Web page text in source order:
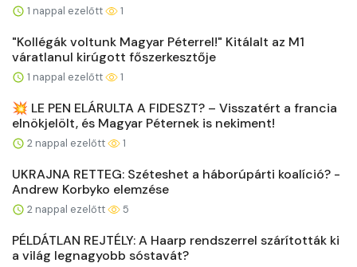
1 nappal ezelőtt 1
"Kollégák voltunk Magyar Péterrel!" Kitálalt az M1
váratlanul kirúgott főszerkesztője
1 nappal ezelőtt 1
💥 LE PEN ELÁRULTA A FIDESZT? – Visszatért a francia
elnökjelölt, és Magyar Péternek is nekiment!
2 nappal ezelőtt 1
UKRAJNA RETTEG: Széteshet a háborúpárti koalíció? -
Andrew Korbyko elemzése
2 nappal ezelőtt 5
PÉLDÁTLAN REJTÉLY: A Haarp rendszerrel szárították ki
a világ legnagyobb sóstavát?